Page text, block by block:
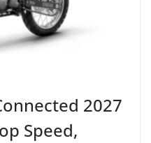
2027
Speed,